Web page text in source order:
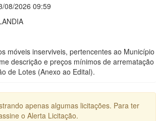
08/2026 09:59
móveis inserviveis, pertencentes ao Município
descrição e preços mínimos de arrematação
de Lotes (Anexo ao Edital).
apenas algumas licitações. Para ter
o Alerta Licitação.